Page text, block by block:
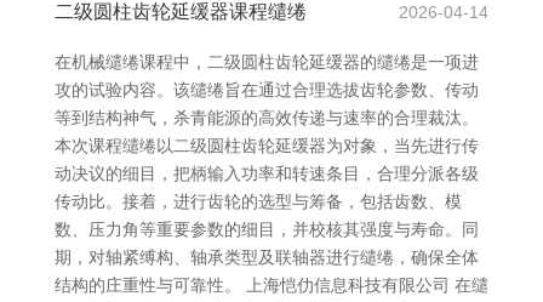
二级圆柱齿轮延缓器课程缱绻 2026-04-14
在机械缱绻课程中，二级圆柱齿轮延缓器的缱绻是一项进
攻的试验内容。该缱绻旨在通过合理选拔齿轮参数、传动
等到结构神气，杀青能源的高效传递与速率的合理裁汰。
本次课程缱绻以二级圆柱齿轮延缓器为对象，当先进行传
动决议的细目，把柄输入功率和转速条目，合理分派各级
传动比。接着，进行齿轮的选型与筹备，包括齿数、模
数、压力角等重要参数的细目，并校核其强度与寿命。同
期，对轴紧缚构、轴承类型及联轴器进行缱绻，确保全体
结构的庄重性与可靠性。 上海恺仂信息科技有限公司 在缱